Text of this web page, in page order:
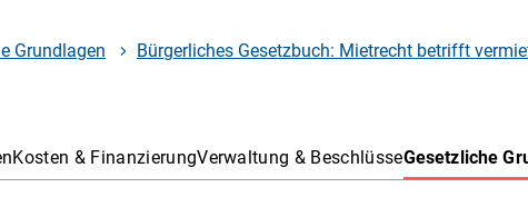
Grundlagen Bürgerliches Gesetzbuch: Mietrecht betrifft
Kosten & FinanzierungVerwaltung & BeschlüsseGesetzliche